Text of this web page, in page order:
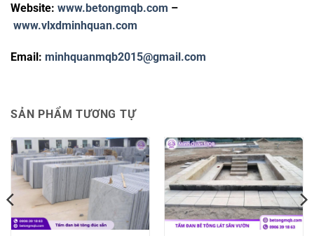
Website: www.betongmqb.com –
www.vlxdminhquan.com
Email: minhquanmqb2015@gmail.com
SẢN PHẨM TƯƠNG TỰ